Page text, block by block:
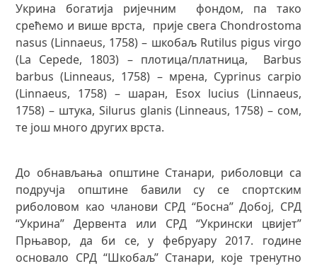
Укрина богатија ријечним фондом, па тако
срећемо и више врста, прије свега Chondrostoma
nasus (Linnaeus, 1758) – шкобаљ Rutilus pigus virgo
(La Cepede, 1803) – плотица/платница, Barbus
barbus (Linneaus, 1758) – мрена, Cyprinus carpio
(Linnaeus, 1758) – шаран, Esox lucius (Linnaeus,
1758) – штука, Silurus glanis (Linneaus, 1758) – сом,
те још много других врста.
До обнављања општине Станари, риболовци са
подручја општине бавили су се спортским
риболовом као чланови СРД “Босна” Добој, СРД
“Укрина” Дервента или СРД “Укрински цвијет”
Прњавор, да би се, у фебруару 2017. године
основало СРД “Шкобаљ” Станари, које тренутно